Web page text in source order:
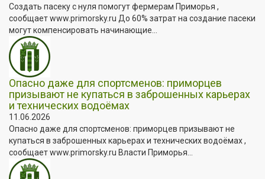
Создать пасеку с нуля помогут фермерам Приморья ,
сообщает www.primorsky.ru До 60% затрат на создание пасеки
могут компенсировать начинающие...
Опасно даже для спортсменов: приморцев
призывают не купаться в заброшенных карьерах
и технических водоёмах
11.06.2026
Опасно даже для спортсменов: приморцев призывают не
купаться в заброшенных карьерах и технических водоёмах ,
сообщает www.primorsky.ru Власти Приморья...